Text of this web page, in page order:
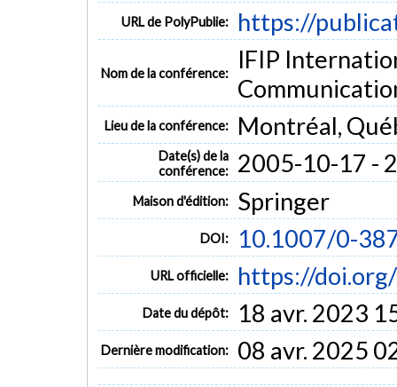
URL de PolyPublie: https://
Nom de la conférence:
IFIP
Lieu de la conférence: Montréal,
Date(s) de la
conférence:
2005-10-17 -
Maison d'édition: Springer
DOI: 10.1007/0-
URL officielle: https://
Date du dépôt: 18 avr. 2023
Dernière modification: 08 avr. 2025